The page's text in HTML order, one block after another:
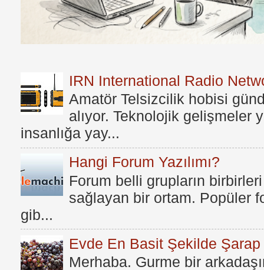
IRN International Radio
Amatör Telsizcilik hobisi
alıyor. Teknolojik gelişmeler
insanlığa yay...
Hangi Forum Yazılımı?
Forum belli grupların
sağlayan bir ortam. Popüler
gib...
Evde En Basit Şekilde Şarap
Merhaba. Gurme bir